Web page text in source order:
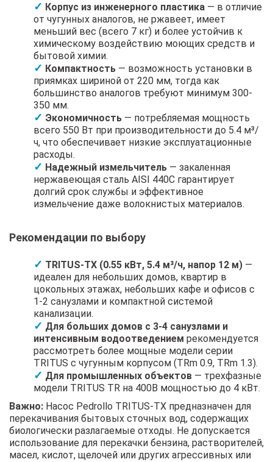
Корпус из инженерного пластика — в отличие
от чугунных аналогов, не ржавеет, имеет
меньший вес (всего 7 кг) и более устойчив к
химическому воздействию моющих средств и
бытовой химии.
Компактность — возможность установки в
приямках шириной от 220 мм, тогда как
большинство аналогов требуют минимум 300-
350 мм.
Экономичность — потребляемая мощность
всего 550 Вт при производительности до 5.4 м³/
ч, что обеспечивает низкие эксплуатационные
расходы.
Надежный измельчитель — закаленная
нержавеющая сталь AISI 440C гарантирует
долгий срок службы и эффективное
измельчение даже волокнистых материалов.
Рекомендации по выбору
TRITUS-TX (0.55 кВт, 5.4 м³/ч, напор 12 м) —
идеален для небольших домов, квартир в
цокольных этажах, небольших кафе и офисов с
1-2 санузлами и компактной системой
канализации.
Для больших домов с 3-4 санузлами и
интенсивным водоотведением рекомендуется
рассмотреть более мощные модели серии
TRITUS с чугунным корпусом (TRm 0.9, TRm 1.3).
Для промышленных объектов — трехфазные
модели TRITUS TR на 400В мощностью до 4 кВт.
Важно: Насос Pedrollo TRITUS-TX предназначен для
перекачивания бытовых сточных вод, содержащих
биологически разлагаемые отходы. Не допускается
использование для перекачки бензина, растворителей,
масел, кислот, щелочей или других агрессивных или